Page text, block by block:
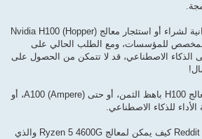
لا يمكن للجميع تخصيص ميزانية لشراء أو استئجار معالج Nvidia H100 (Hopper)
للمؤسسات، ومع الطلب الحالي على
الذكاء الاصطناعي، قد لا تتمكن من الحصول على
لحسن الحظ، لا تحتاج إلى معالج H100 باهظ الثمن، أو حتى A100 (Ampere)، أو
للذكاء الاصطناعي.
فقد أظهر أحد اعضاء مجتمع Reddit كيف يمكن لمعالج Ryzen 5 4600G والذي